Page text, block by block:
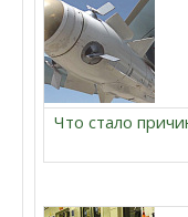
Что стало